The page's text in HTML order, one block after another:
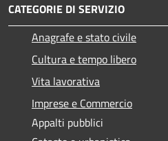
CATEGORIE DI SERVIZIO
Anagrafe e stato civile
Cultura e tempo libero
Vita lavorativa
Imprese e Commercio
Appalti pubblici